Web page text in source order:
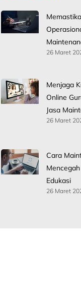
26 Maret
Menjaga
Online
Jasa
26 Maret
Cara
Edukasi
26 Maret